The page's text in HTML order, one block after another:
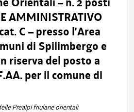
AMMINISTRATIVO
C – presso l’Area
di Spilimbergo e
riserva del posto a
per il comune di
Prealpi friulane orientali